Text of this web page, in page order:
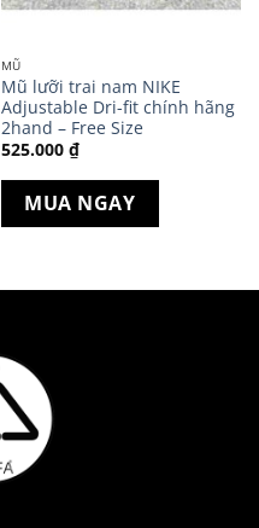
MŨ
Mũ lưỡi trai nam NIKE
Adjustable Dri-fit chính hãng
2hand – Free Size
525.000 ₫
MUA NGAY